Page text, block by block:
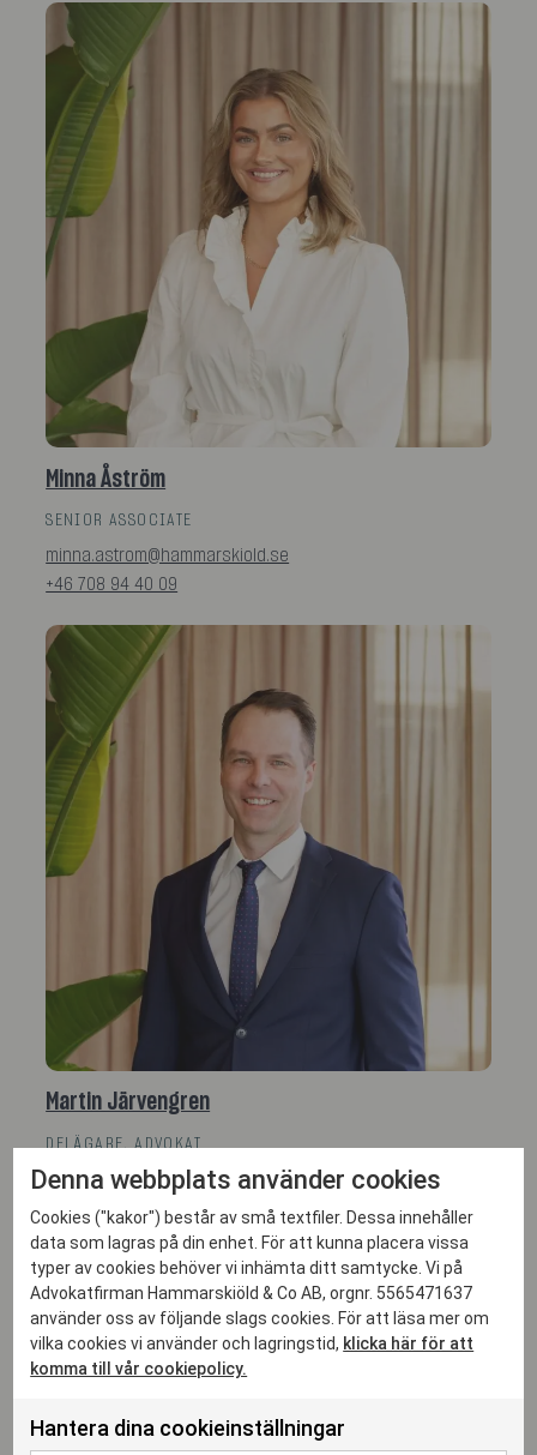
Minna Åström
SENIOR ASSOCIATE
minna.astrom@hammarskiold.se
+46 708 94 40 09
Martin Järvengren
DELÄGARE, ADVOKAT
martin.jarvengren@hammarskiold.se
+46 730 69 05 99
Denna webbplats använder cookies
Cookies ("kakor") består av små textfiler. Dessa innehåller
data som lagras på din enhet. För att kunna placera vissa
typer av cookies behöver vi inhämta ditt samtycke. Vi på
Advokatfirman Hammarskiöld & Co AB, orgnr. 5565471637
använder oss av följande slags cookies. För att läsa mer om
vilka cookies vi använder och lagringstid, klicka här för att
komma till vår cookiepolicy.
Hantera dina cookieinställningar